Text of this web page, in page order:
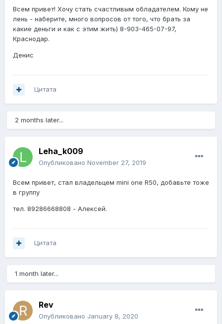
Всем привет! Хочу стать счастливым обладателем. Кому не
лень - наберите, много вопросов от того, что брать за
какие деньги и как с этим жить) 8-903-465-07-97,
Краснодар.
Денис
Цитата
2 months later...
Leha_k009
Опубликовано November 27, 2019
Всем привет, стал владельцем mini one R50, добавьте тоже
в группу
тел. 89286668808 - Алексей.
Цитата
1 month later...
Rev
Опубликовано January 8, 2020